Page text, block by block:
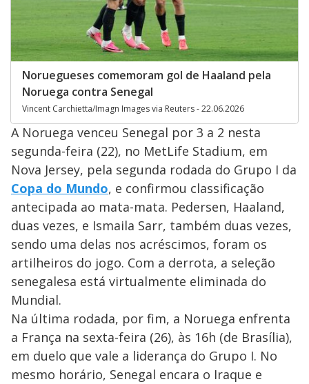
Noruegueses comemoram gol de Haaland pela
Noruega contra Senegal
Vincent Carchietta/Imagn Images via Reuters - 22.06.2026
A Noruega venceu Senegal por 3 a 2 nesta
segunda-feira (22), no MetLife Stadium, em
Nova Jersey, pela segunda rodada do Grupo I da
Copa do Mundo, e confirmou classificação
antecipada ao mata-mata. Pedersen, Haaland,
duas vezes, e Ismaila Sarr, também duas vezes,
sendo uma delas nos acréscimos, foram os
artilheiros do jogo. Com a derrota, a seleção
senegalesa está virtualmente eliminada do
Mundial.
Na última rodada, por fim, a Noruega enfrenta
a França na sexta-feira (26), às 16h (de Brasília),
em duelo que vale a liderança do Grupo I. No
mesmo horário, Senegal encara o Iraque e